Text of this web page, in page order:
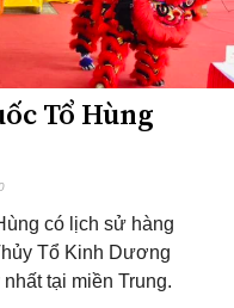
Tổ Hùng
có lịch sử hàng
Tổ Kinh Dương
tại miền Trung.